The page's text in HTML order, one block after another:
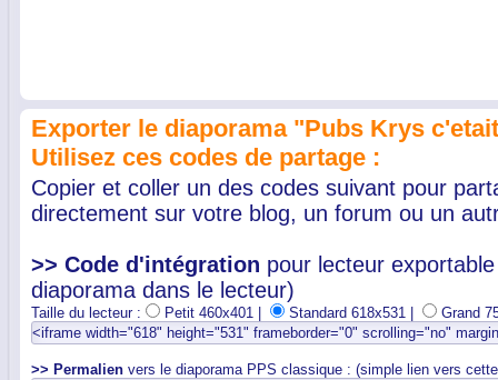
Exporter le diaporama "Pubs Krys
Utilisez ces codes de partage :
Copier et coller un des codes suivant pour
directement sur votre blog, un forum ou un
>> Code d'intégration pour lecteur
diaporama dans le lecteur)
Taille du lecteur : Petit 460x401 | Standard 618x531 | Grand
>> Permalien vers le diaporama PPS classique : (simple lien vers